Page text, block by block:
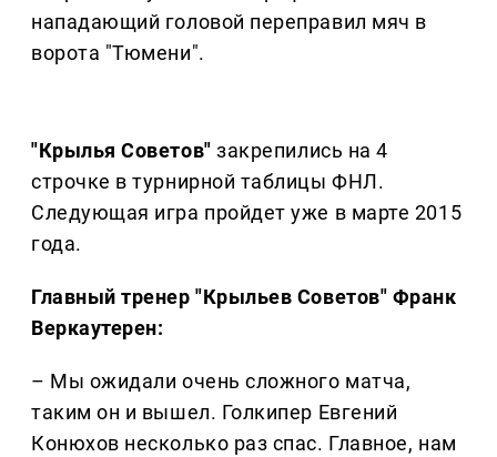
нападающий головой переправил мяч в
ворота "Тюмени".
"Крылья Советов" закрепились на 4
строчке в турнирной таблицы ФНЛ.
Следующая игра пройдет уже в марте 2015
года.
Главный тренер "Крыльев Советов" Франк
Веркаутерен:
– Мы ожидали очень сложного матча,
таким он и вышел. Голкипер Евгений
Конюхов несколько раз спас. Главное, нам